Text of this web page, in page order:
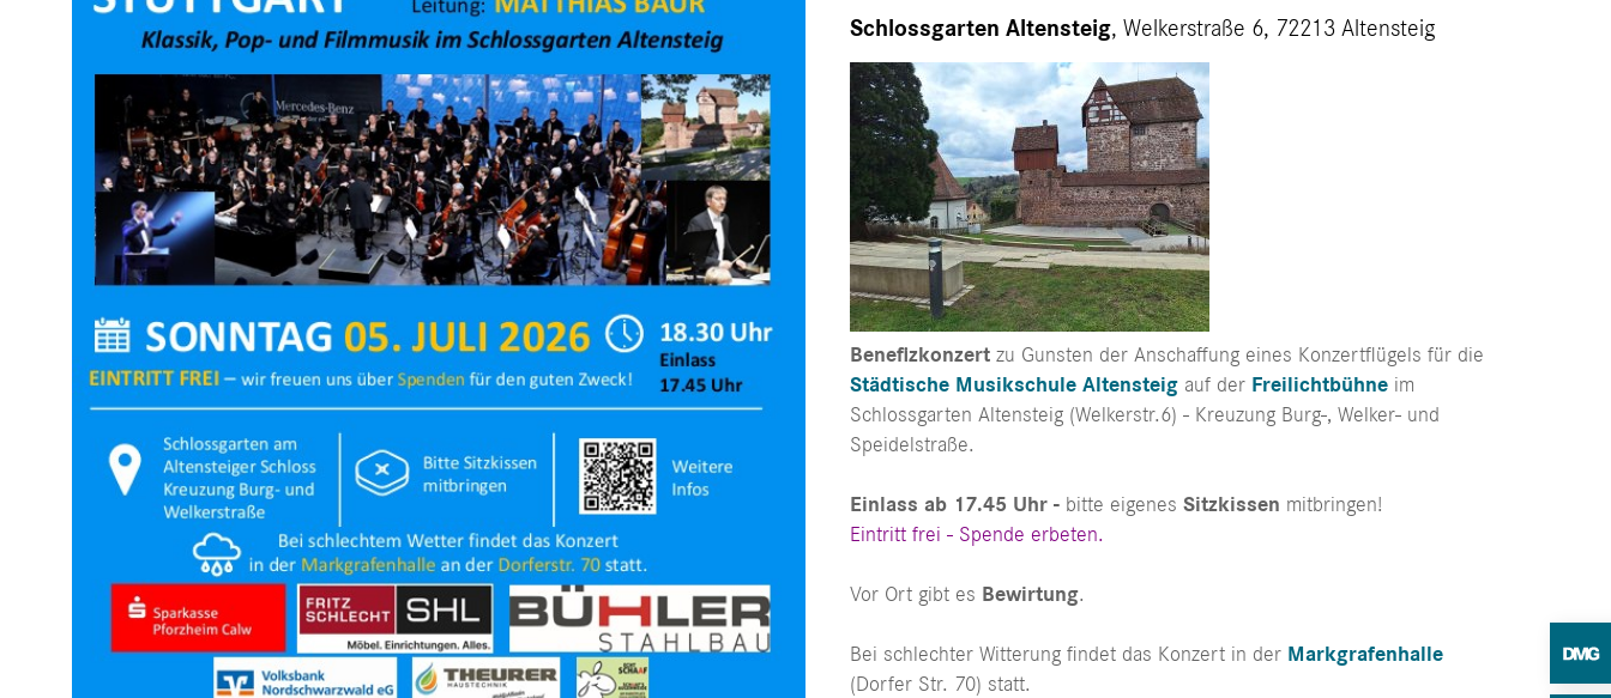
Schlossgarten Altensteig, Welkerstraße 6, 72213 Altensteig
Benefizkonzertzu Gunsten der Anschaffung eines Konzertflügels für die
Städtische Musikschule Altensteigauf der Freilichtbühne im
Schlossgarten Altensteig (Welkerstr.6) - Kreuzung Burg-, Welker- und
Speidelstraße.
Einlass ab 17.45 Uhr - bitte eigenes Sitzkissen mitbringen!
Eintritt frei - Spende erbeten.
Vor Ort gibt es Bewirtung.
Bei schlechter Witterung findet das Konzert in der Markgrafenhalle
(Dorfer Str. 70) statt.